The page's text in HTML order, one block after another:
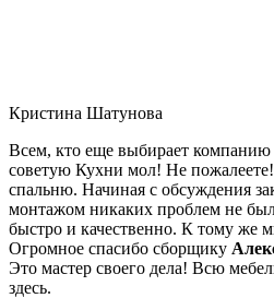
Кристина Шатунова
Всем, кто еще выбирает компанию
советую Кухни мол! Не
спальню. Начиная с обсуждения
монтажом никаких проблем не
быстро и качественно. К тому же
Огромное спасибо сборщику
Это мастер своего дела! Всю
здесь.